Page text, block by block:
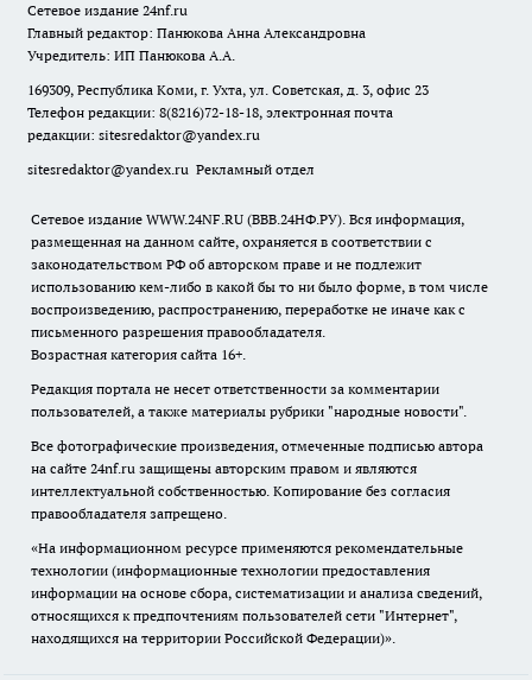
Сетевое издание 24nf.ru
Главный редактор: Панюкова Анна Александровна
Учредитель: ИП Панюкова А.А.
169309, Республика Коми, г. Ухта, ул. Советская, д. 3, офис 23
Телефон редакции: 8(8216)72-18-18, электронная почта
редакции: sitesredaktor@yandex.ru
sitesredaktor@yandex.ru Рекламный отдел
Сетевое издание WWW.24NF.RU (ВВВ.24НФ.РУ). Вся информация,
размещенная на данном сайте, охраняется в соответствии с
законодательством РФ об авторском праве и не подлежит
использованию кем-либо в какой бы то ни было форме, в том числе
воспроизведению, распространению, переработке не иначе как с
письменного разрешения правообладателя.
Возрастная категория сайта 16+.
Редакция портала не несет ответственности за комментарии
пользователей, а также материалы рубрики "народные новости".
Все фотографические произведения, отмеченные подписью автора
на сайте 24nf.ru защищены авторским правом и являются
интеллектуальной собственностью. Копирование без согласия
правообладателя запрещено.
«На информационном ресурсе применяются рекомендательные
технологии (информационные технологии предоставления
информации на основе сбора, систематизации и анализа сведений,
относящихся к предпочтениям пользователей сети "Интернет",
находящихся на территории Российской Федерации)».